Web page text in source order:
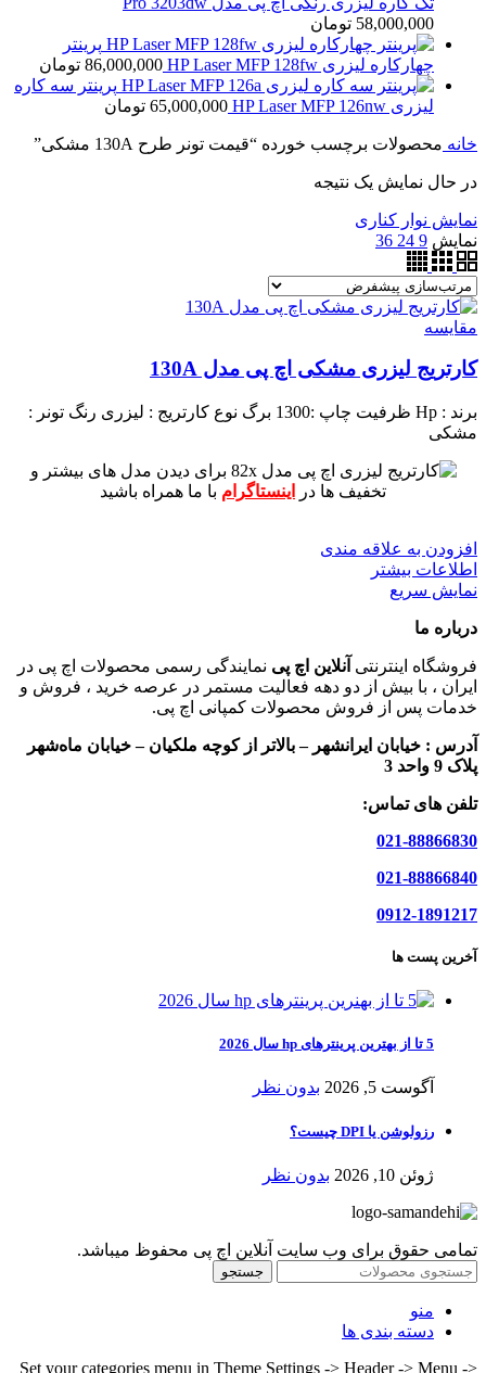
58,000,000 تومان
پرینتر
چهارکاره لیزری HP Laser MFP 128fw
86,000,000 تومان
پرینتر سه کاره
لیزری HP Laser MFP 126nw
65,000,000 تومان
خانه محصولات برچسب خورده “قیمت تونر طرح 130A مشکی”
در حال نمایش یک نتیجه
نمایش نوار کناری
نمایش 9
24
36
مقايسه
کارتریج لیزری مشکی اچ پی مدل 130A
برند : Hp ظرفیت چاپ :1300 برگ نوع کارتریج : لیزری رنگ تونر :
مشکی
برای دیدن مدل های بیشتر و
تخفیف ها در
اینستاگرام با ما همراه باشید
افزودن به علاقه مندی
اطلاعات بیشتر
نمایش سریع
درباره ما
فروشگاه اینترنتی آنلاین اچ پی نمایندگی رسمی محصولات اچ پی در
ایران ، با بیش از دو دهه فعالیت مستمر در عرصه خرید ، فروش و
خدمات پس از فروش محصولات کمپانی اچ پی.
آدرس : خیابان ایرانشهر – بالاتر از کوچه ملکیان – خیابان ماه‌شهر
پلاک 9 واحد 3
تلفن های تماس:
021-88866830
021-88866840
0912-1891217
آخرین پست ها
5 تا از بهترین پرینترهای hp سال 2026
آگوست 5, 2026 بدون نظر
رزولوشن یا DPI چیست؟
ژوئن 10, 2026 بدون نظر
تمامی حقوق برای وب سایت آنلاین اچ پی محفوظ میباشد.
جستجو
منو
دسته بندی ها
Set your categories menu in Theme Settings -> Header -> Menu ->